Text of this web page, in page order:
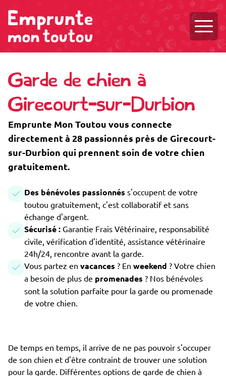
Garde de chien à
Girecourt-sur-Durbion
Emprunte Mon Toutou vous connecte
directement à 28 passionnés près de Girecourt-
sur-Durbion qui prennent soin de votre chien
gratuitement.
Des bénévoles passionnés s'occupent de votre
toutou gratuitement, c'est collaboratif et sans
échange d'argent.
Sécurisé : Garantie Frais Vétérinaire, responsabilité
civile, vérification d'identité, assistance vétérinaire
24h/24, rencontre avant la garde.
Vous partez en vacances ? En weekend ? Votre chien
a besoin de plus de promenades ? Nos bénévoles
sont la solution parfaite pour la garde ou promenade
de votre chien.
De temps en temps, il arrive de ne pas pouvoir s'occuper
de son chien et d'être contraint de trouver une solution
pour la garde. Différentes options de garde de chien à